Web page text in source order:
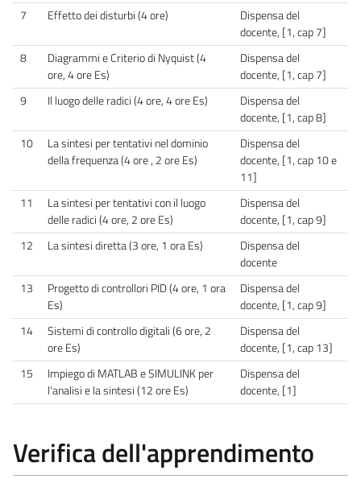
7
Effetto dei disturbi (4 ore)
Dispensa del
docente, [1, cap 7]
8
Diagrammi e Criterio di Nyquist (4
ore, 4 ore Es)
Dispensa del
docente, [1, cap 7]
9
Il luogo delle radici (4 ore, 4 ore Es)
Dispensa del
docente, [1, cap 8]
10
La sintesi per tentativi nel dominio
della frequenza (4 ore , 2 ore Es)
Dispensa del
docente, [1, cap 10 e
11]
11
La sintesi per tentativi con il luogo
delle radici (4 ore, 2 ore Es)
Dispensa del
docente, [1, cap 9]
12
La sintesi diretta (3 ore, 1 ora Es)
Dispensa del
docente
13
Progetto di controllori PID (4 ore, 1 ora
Es)
Dispensa del
docente, [1, cap 9]
14
Sistemi di controllo digitali (6 ore, 2
ore Es)
Dispensa del
docente, [1, cap 13]
15
Impiego di MATLAB e SIMULINK per
l'analisi e la sintesi (12 ore Es)
Dispensa del
docente, [1]
Verifica dell'apprendimento